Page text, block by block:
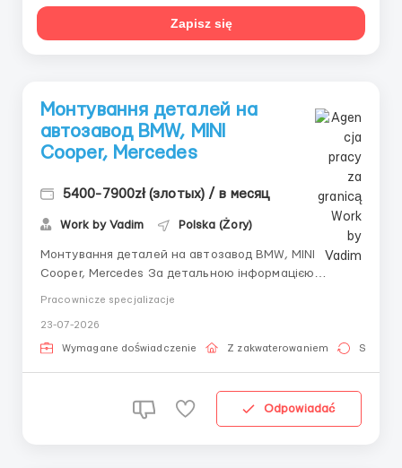
Zapisz się
Монтування деталей на
автозавод BMW, MINI
Cooper, Mercedes
5400-7900zł (злотых) / в месяц
Work by Vadim Polska (Żory)
Монтування деталей на автозавод BMW, MINI
Cooper, Mercedes За детальною інформацією
Żary Графік роботи: 2 робочі зміни (без нічних) Пн-
Пт, іноді є робоча субота; робота по 8 годин....
Pracownicze specjalizacje
23-07-2026
Wymagane doświadczenie Z zakwaterowaniem Stała
Odpowiadać